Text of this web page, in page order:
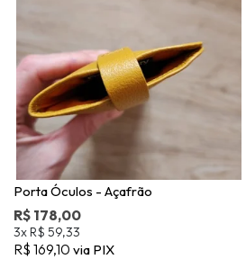
Porta Óculos - Açafrão
R$ 178,00
3x R$ 59,33
R$ 169,10 via PIX